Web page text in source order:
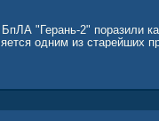
"Герань-2" поразили
одним из старейших
"Школьный" и погранчасть.